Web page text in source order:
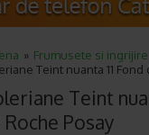
Frumusete si ingrijire
Teint nuanta 11
Teint
Roche Posay